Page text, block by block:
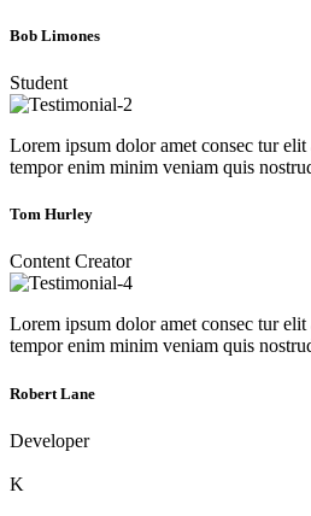
Bob Limones
Student
Lorem ipsum dolor amet consec tur
tempor enim minim veniam quis
Tom Hurley
Content Creator
Lorem ipsum dolor amet consec tur
tempor enim minim veniam quis
Robert Lane
Developer
K